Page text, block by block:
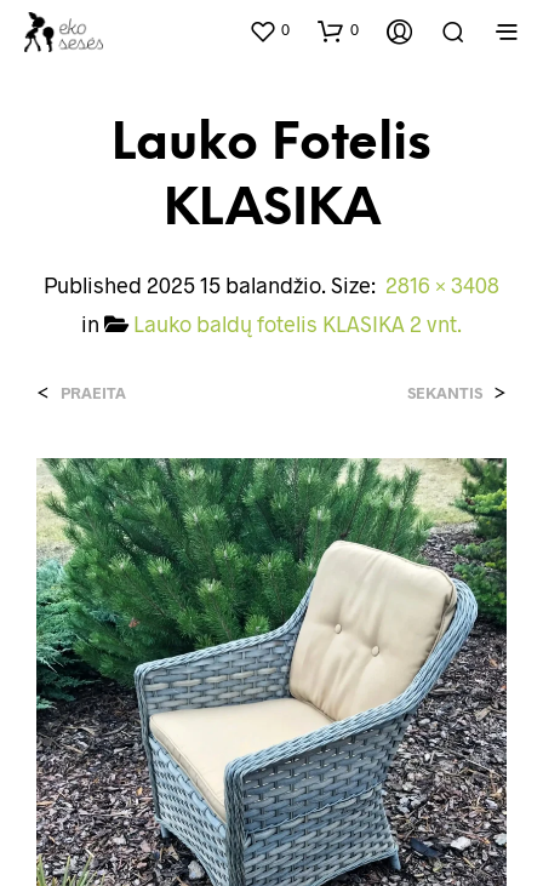
0 0
Lauko Fotelis
KLASIKA
Published 2025 15 balandžio. Size: 2816 × 3408
in
Lauko baldų fotelis KLASIKA 2 vnt.
< PRAEITA SEKANTIS >